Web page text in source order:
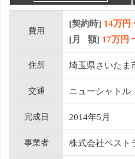
費用
[契約時] 14万円
[月 額] 17万円
住所 埼玉県さいたま
交通 ニューシャトル
完成日 2014年5月
事業者 株式会社ベスト